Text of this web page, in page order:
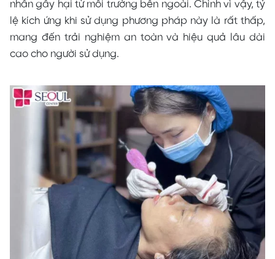
nhân gây hại từ môi trường bên ngoài. Chình vì vậy, tỷ
lệ kích ứng khi sử dụng phương pháp này là rất thấp,
mang đến trải nghiệm an toàn và hiệu quả lâu dài
cao cho người sử dụng.